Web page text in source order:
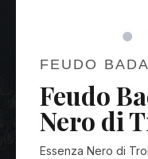
FEUDO
Feudo
Nero di
Essenza Nero di